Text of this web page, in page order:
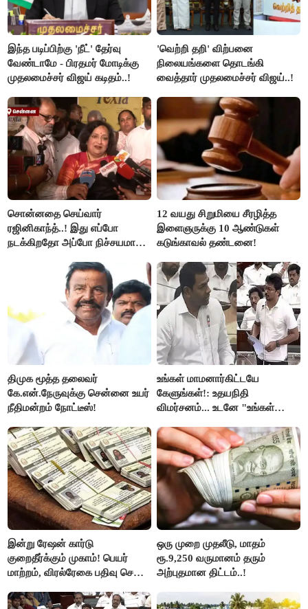
இந்த படிப்பிற்கு 'நீட்' தேர்வு
வேண்டாமே - பிரதமர் மோடிக்கு
முதலமைச்சர் விஜய் கடிதம்..!
'வெற்றி தறி' விற்பனை
நிலையங்களை தொடங்கி
வைத்தார் முதலமைச்சர் விஜய்..!
சொன்னதை செய்வார்
ரஜினிகாந்த்..! இது எப்போ
நடக்கிறதோ அப்போ நிச்சயமாக
ரஜினிகாந்த்..!
12 வயது சிறுமியை சீரழித்த
இளைஞருக்கு 10 ஆண்டுகள்
கடுங்காவல் தண்டனை!
திமுக மூத்த தலைவர்
கே.என்.நேருவுக்கு சென்னை உயர்
நீதிமன்றம் நோட்டீஸ்!
உங்கள் மாமனார்கிட்டயே
கேளுங்கள்!: உதயநிதி
விமர்சனம்... உடனே "உங்கள்
ஆதவ் அர்ஜுனா பதிலடி!
இன்று ரேஷன் கார்டு
குறைதீர்க்கும் முகாம்! பெயர்
மாற்றம், விரல்ரேகை பதிவு செய்ய
ஒரு முறை முதலீடு, மாதம்
ரூ.9,250 வருமானம் தரும்
அற்புதமான திட்டம்..!